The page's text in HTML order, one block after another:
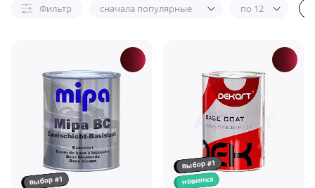
Фильтр сначала популярные по 12
выбор #1
выбор #1
новинка